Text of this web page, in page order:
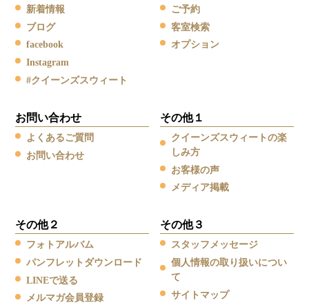
新着情報
ブログ
facebook
Instagram
#クイーンズスウィート
ご予約
客室検索
オプション
お問い合わせ
よくあるご質問
お問い合わせ
その他１
クイーンズスウィートの楽
しみ方
お客様の声
メディア掲載
その他２
フォトアルバム
パンフレットダウンロード
LINEで送る
メルマガ会員登録
その他３
スタッフメッセージ
個人情報の取り扱いについ
て
サイトマップ